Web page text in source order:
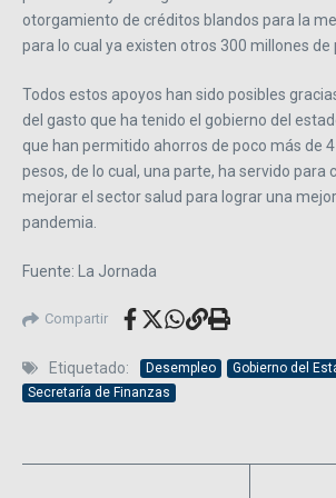
otorgamiento de créditos blandos para la
para lo cual ya existen otros 300 millones de
Todos estos apoyos han sido posibles
del gasto que ha tenido el gobierno del
que han permitido ahorros de poco más de
pesos, de lo cual, una parte, ha servido para
mejorar el sector salud para lograr una
pandemia.
Fuente: La Jornada
Compartir
Etiquetado: Desempleo
Gobierno del
Secretaría de Finanzas